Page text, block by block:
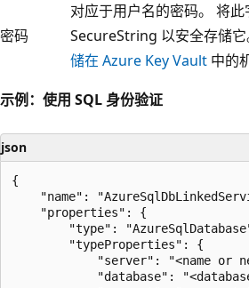
密码
对应于用户名的密码。 将
SecureString 以安全存储
储在 Azure Key Vault 中的
示例：使用 SQL 身份验证
json
{
"name":
    "properties": {
"type":
        "typeProperties": {
"server": "<name or
"database":